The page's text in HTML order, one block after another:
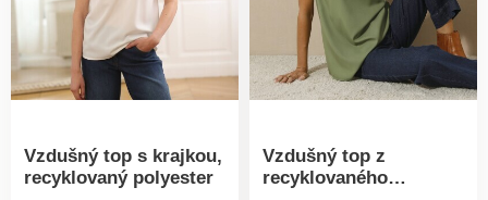
podrobeny laboratorním
testům na široké
spektrum škodlivých
látek a výrobek je
prát v pračce.
Vzdušný top s krajkou,
recyklovaný polyester
Vzdušný top z
recyklovaného